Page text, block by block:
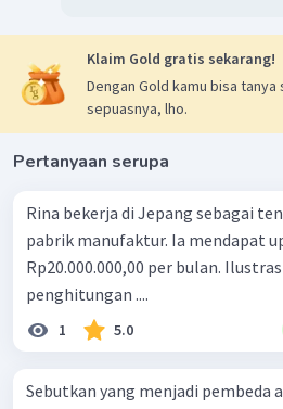
Klaim Gold gratis sekarang!
Dengan Gold kamu bisa tanya
sepuasnya, lho.
Pertanyaan serupa
Rina bekerja di Jepang sebagai
pabrik manufaktur. Ia mendapat
Rp20.000.000,00 per bulan.
penghitungan ....
1 5.0
Sebutkan yang menjadi pembeda